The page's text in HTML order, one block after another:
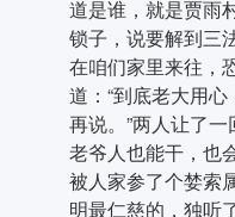
道是谁，就是贾雨
锁子，说要解到三
在咱们家里来往，
道：“到底老大用
再说。”两人让了
老爷人也能干，也
被人家参了个婪索
明最仁慈的，独听